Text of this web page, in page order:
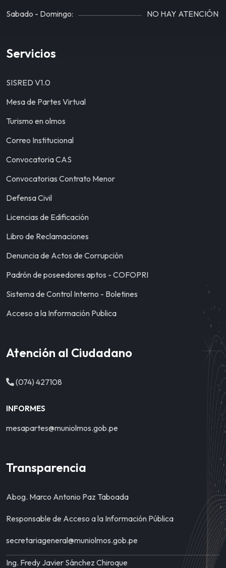
Sabado - Domingo:
NO HAY ATENCIÓN
Servicios
SISRED V1.0
Mesa de Partes Virtual
Turismo en olmos
Correo Institucional
Convocatoria CAS
Convocatorias Contrato Menor
Defensa Civil
Licencias de Edificación
Libro de Reclamaciones
Denuncia de Actos de Corrupción
Padrón de poseedores aptos - COFOPRI
Sistema de Control Interno - Boletines
Acceso a la Información Publica
Atención al Ciudadano
(074) 427108
INFORMES
mesapartes@muniolmos.gob.pe
Transparencia
Abog. Marco Antonio Paz Taboada
Responsable de Acceso a la Información Pública
secretariageneral@muniolmos.gob.pe
Ing. Fredy Javier Sánchez Chiroque